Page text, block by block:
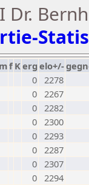
Dr.
f Kerg elo+/-
0 2278
0 2267
0 2282
0 2300
0 2293
0 2287
0 2307
0 2294